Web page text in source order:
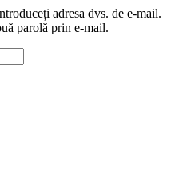
adresa dvs. de e-mail.
parolă prin e-mail.